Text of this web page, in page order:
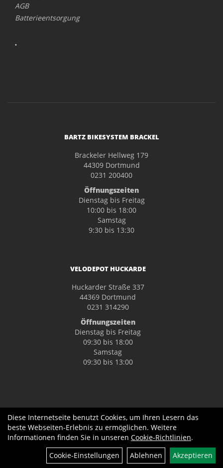
AGB
Batterieentsorgung
.
BARTZ BIKESYSTEM BRACKEL
Brackeler Hellweg 179
44309 Dortmund
0231 200400
Öffnungszeiten
Dienstag bis Freitag
10:00 bis 18:00
Samstag
9:30 bis 13:30
VELODEPOT HUCKARDE
Huckarder Straße 337
44369 Dortmund
0231 314290
Öffnungszeiten
Dienstag bis Freitag
09:30 bis 18:00
Samstag
09:30 bis 13:00
Diese Internetseite benutzt Cookies, um Ihren Lesern das
beste Webseiten-Erlebnis zu ermöglichen. Weitere
Informationen finden Sie in unseren Cookie-Richtlinien.
Cookie-Einstellungen
Ablehnen Akzeptieren